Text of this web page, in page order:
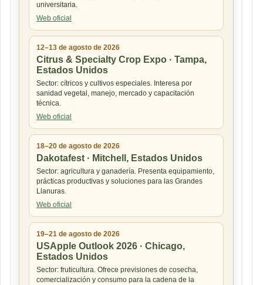
universitaria.
Web oficial
12–13 de agosto de 2026
Citrus & Specialty Crop Expo · Tampa,
Estados Unidos
Sector: cítricos y cultivos especiales. Interesa por
sanidad vegetal, manejo, mercado y capacitación
técnica.
Web oficial
18–20 de agosto de 2026
Dakotafest · Mitchell, Estados Unidos
Sector: agricultura y ganadería. Presenta equipamiento,
prácticas productivas y soluciones para las Grandes
Llanuras.
Web oficial
19–21 de agosto de 2026
USApple Outlook 2026 · Chicago,
Estados Unidos
Sector: fruticultura. Ofrece previsiones de cosecha,
comercialización y consumo para la cadena de la